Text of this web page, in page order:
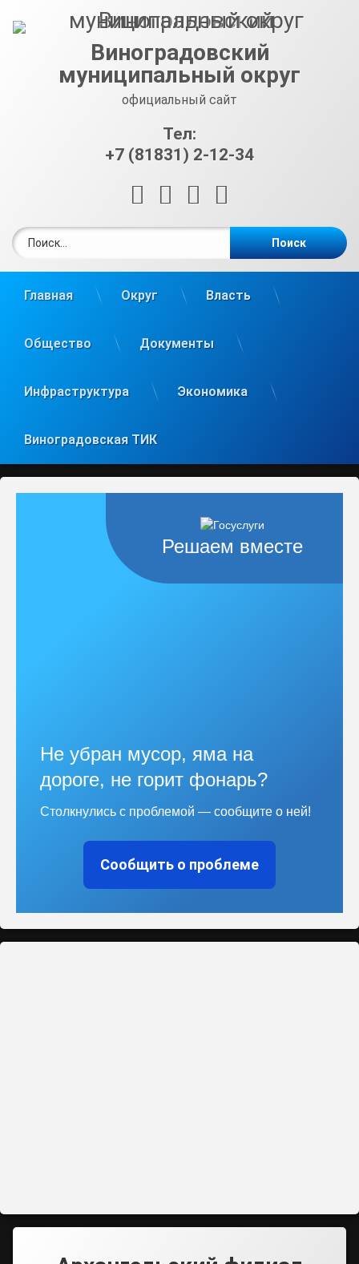
Виноградовский
муниципальный округ
официальный сайт
Тел:
+7 (81831) 2-12-34
RSS E-mailВКонтакте
Главная Округ Власть
Общество Документы
Инфраструктура Экономика
Виноградовская ТИК
Решаем вместе
Не убран мусор, яма на
дороге, не горит фонарь?
Столкнулись с проблемой — сообщите о ней!
Сообщить о проблеме